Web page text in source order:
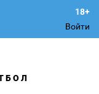
Войти